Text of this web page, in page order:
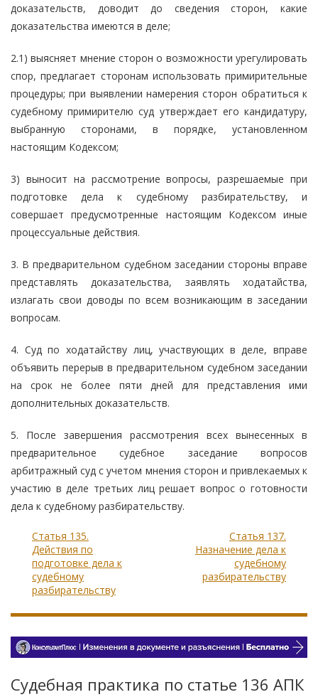
доказательств, доводит до сведения сторон, какие
доказательства имеются в деле;
2.1) выясняет мнение сторон о возможности урегулировать
спор, предлагает сторонам использовать примирительные
процедуры; при выявлении намерения сторон обратиться к
судебному примирителю суд утверждает его кандидатуру,
выбранную сторонами, в порядке, установленном
настоящим Кодексом;
3) выносит на рассмотрение вопросы, разрешаемые при
подготовке дела к судебному разбирательству, и
совершает предусмотренные настоящим Кодексом иные
процессуальные действия.
3. В предварительном судебном заседании стороны вправе
представлять доказательства, заявлять ходатайства,
излагать свои доводы по всем возникающим в заседании
вопросам.
4. Суд по ходатайству лиц, участвующих в деле, вправе
объявить перерыв в предварительном судебном заседании
на срок не более пяти дней для представления ими
дополнительных доказательств.
5. После завершения рассмотрения всех вынесенных в
предварительное судебное заседание вопросов
арбитражный суд с учетом мнения сторон и привлекаемых к
участию в деле третьих лиц решает вопрос о готовности
дела к судебному разбирательству.
Статья 135.
Действия по
подготовке дела к
судебному
разбирательству
Статья 137.
Назначение дела к
судебному
разбирательству
Судебная практика по статье 136 АПК